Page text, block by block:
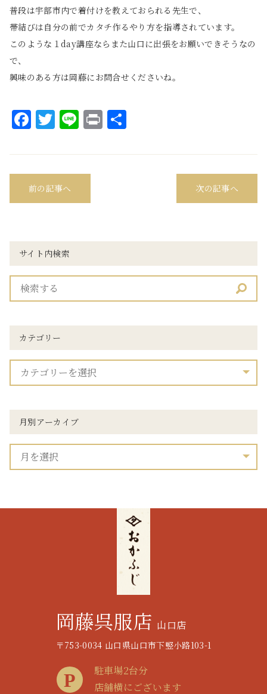
普段は宇部市内で着付けを教えておられる先生で、
帯結びは自分の前でカタチ作るやり方を指導されています。
このような１day講座ならまた山口に出張をお願いできそうなの
で、
興味のある方は岡藤にお問合せくださいね。
Facebook
Twitter
LinePrint
前の記事へ 次の記事へ
サイト内検索
カテゴリー
月別アーカイブ
岡藤呉服店 山口店
〒753-0034 山口県山口市下竪小路103-1
駐車場2台分
店舗横にございます